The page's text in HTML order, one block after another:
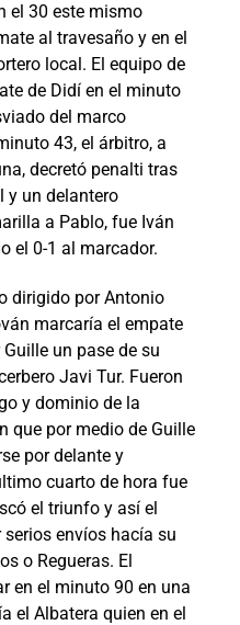
el 30 este mismo
al travesaño y en el
local. El equipo de
de Didí en el minuto
del marco
43, el árbitro, a
decretó penalti tras
y un delantero
a Pablo, fue Iván
el 0-1 al marcador.
dirigido por Antonio
marcaría el empate
un pase de su
Javi Tur. Fueron
y dominio de la
que por medio de Guille
por delante y
cuarto de hora fue
el triunfo y así el
envíos hacía su
o Regueras. El
en el minuto 90 en una
el Albatera quien en el